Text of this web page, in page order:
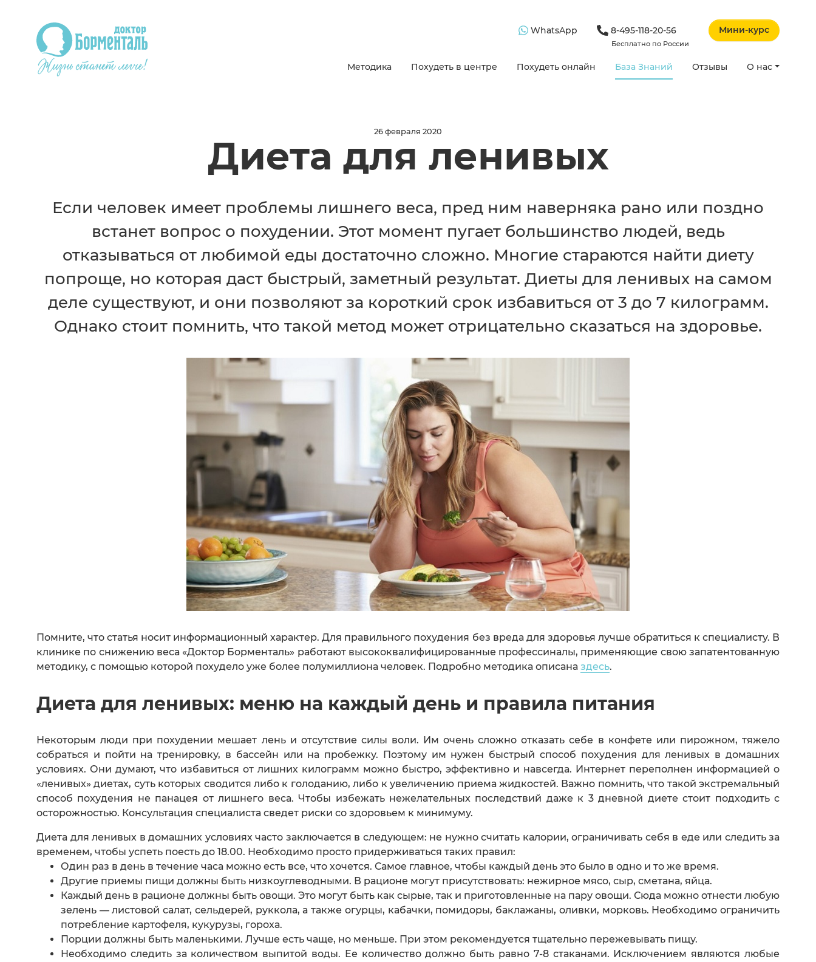
WhatsApp 8-495-118-20-56
Бесплатно по России
Мини-курс
Методика Похудеть в центре Похудеть онлайн База Знаний Отзывы О нас
26 февраля 2020
Диета для ленивых
Если человек имеет проблемы лишнего веса, пред ним наверняка рано или поздно
встанет вопрос о похудении. Этот момент пугает большинство людей, ведь
отказываться от любимой еды достаточно сложно. Многие стараются найти диету
попроще, но которая даст быстрый, заметный результат. Диеты для ленивых на самом
деле существуют, и они позволяют за короткий срок избавиться от 3 до 7 килограмм.
Однако стоит помнить, что такой метод может отрицательно сказаться на здоровье.
Помните, что статья носит информационный характер. Для правильного похудения без вреда для здоровья лучше обратиться к специалисту. В
клинике по снижению веса «Доктор Борменталь» работают высококвалифицированные профессиналы, применяющие свою запатентованную
методику, с помощью которой похудело уже более полумиллиона человек. Подробно методика описана здесь.
Диета для ленивых: меню на каждый день и правила питания
Некоторым люди при похудении мешает лень и отсутствие силы воли. Им очень сложно отказать себе в конфете или пирожном, тяжело
собраться и пойти на тренировку, в бассейн или на пробежку. Поэтому им нужен быстрый способ похудения для ленивых в домашних
условиях. Они думают, что избавиться от лишних килограмм можно быстро, эффективно и навсегда. Интернет переполнен информацией о
«ленивых» диетах, суть которых сводится либо к голоданию, либо к увеличению приема жидкостей. Важно помнить, что такой экстремальный
способ похудения не панацея от лишнего веса. Чтобы избежать нежелательных последствий даже к 3 дневной диете стоит подходить с
осторожностью. Консультация специалиста сведет риски со здоровьем к минимуму.
Диета для ленивых в домашних условиях часто заключается в следующем: не нужно считать калории, ограничивать себя в еде или следить за
временем, чтобы успеть поесть до 18.00. Необходимо просто придерживаться таких правил:
Один раз в день в течение часа можно есть все, что хочется. Самое главное, чтобы каждый день это было в одно и то же время.
Другие приемы пищи должны быть низкоуглеводными. В рационе могут присутствовать: нежирное мясо, сыр, сметана, яйца.
Каждый день в рационе должны быть овощи. Это могут быть как сырые, так и приготовленные на пару овощи. Сюда можно отнести любую
зелень — листовой салат, сельдерей, руккола, а также огурцы, кабачки, помидоры, баклажаны, оливки, морковь. Необходимо ограничить
потребление картофеля, кукурузы, гороха.
Порции должны быть маленькими. Лучше есть чаще, но меньше. При этом рекомендуется тщательно пережевывать пищу.
Необходимо следить за количеством выпитой воды. Ее количество должно быть равно 7-8 стаканами. Исключением являются любые